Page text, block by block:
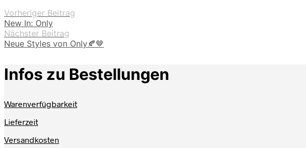
Vorheriger Beitrag
New In: Only
Nächster Beitrag
Neue Styles von Only🍂🤎
Infos zu Bestellungen
Warenverfügbarkeit
Lieferzeit
Versandkosten